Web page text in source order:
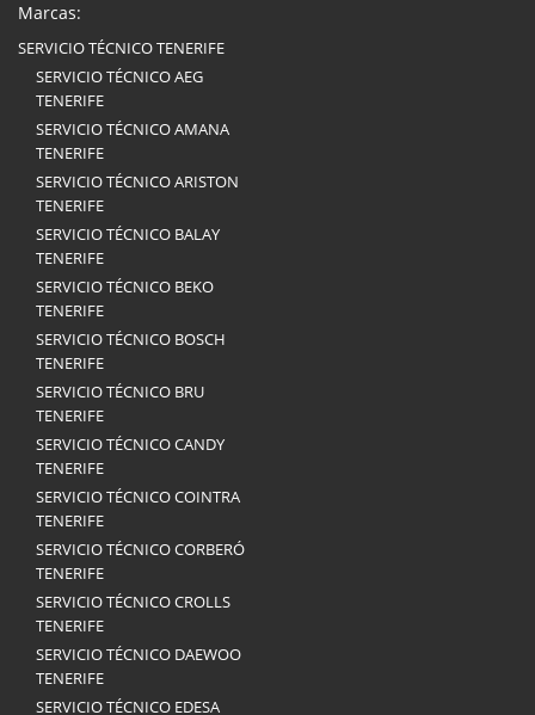
Marcas:
SERVICIO TÉCNICO TENERIFE
SERVICIO TÉCNICO AEG
TENERIFE
SERVICIO TÉCNICO AMANA
TENERIFE
SERVICIO TÉCNICO ARISTON
TENERIFE
SERVICIO TÉCNICO BALAY
TENERIFE
SERVICIO TÉCNICO BEKO
TENERIFE
SERVICIO TÉCNICO BOSCH
TENERIFE
SERVICIO TÉCNICO BRU
TENERIFE
SERVICIO TÉCNICO CANDY
TENERIFE
SERVICIO TÉCNICO COINTRA
TENERIFE
SERVICIO TÉCNICO CORBERÓ
TENERIFE
SERVICIO TÉCNICO CROLLS
TENERIFE
SERVICIO TÉCNICO DAEWOO
TENERIFE
SERVICIO TÉCNICO EDESA